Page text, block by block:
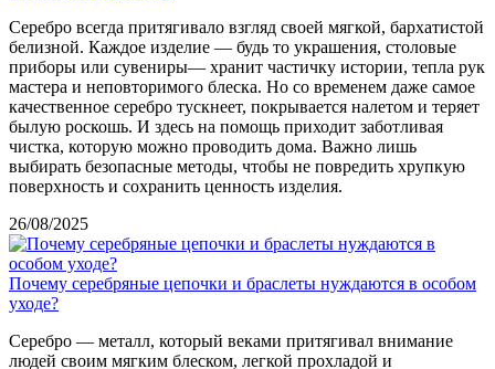
Серебро всегда притягивало взгляд своей мягкой, бархатистой
белизной. Каждое изделие — будь то украшения, столовые
приборы или сувениры— хранит частичку истории, тепла рук
мастера и неповторимого блеска. Но со временем даже самое
качественное серебро тускнеет, покрывается налетом и теряет
былую роскошь. И здесь на помощь приходит заботливая
чистка, которую можно проводить дома. Важно лишь
выбирать безопасные методы, чтобы не повредить хрупкую
поверхность и сохранить ценность изделия.
26/08/2025
Почему серебряные цепочки и браслеты нуждаются в особом
уходе?
Серебро — металл, который веками притягивал внимание
людей своим мягким блеском, легкой прохладой и